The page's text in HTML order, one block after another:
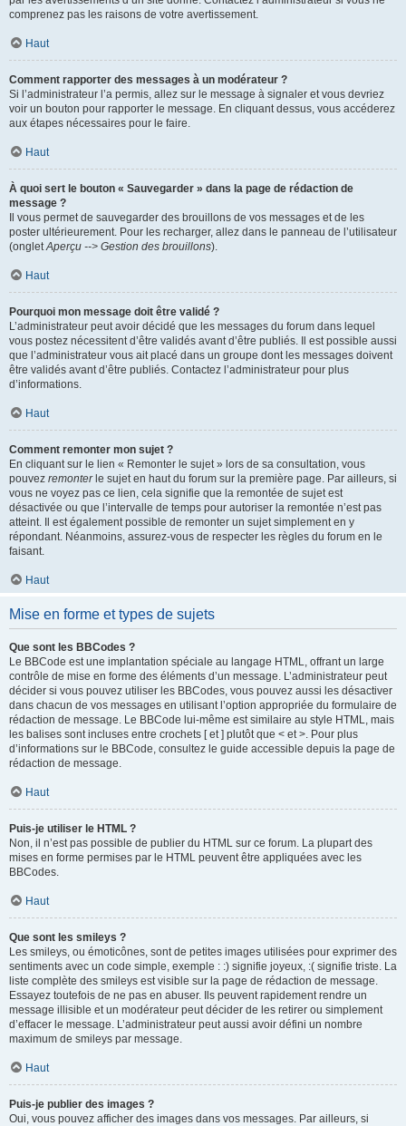
comprenez pas les raisons de votre avertissement.
Haut
Comment rapporter des messages à un modérateur ?
Si l’administrateur l’a permis, allez sur le message à signaler et vous devriez
voir un bouton pour rapporter le message. En cliquant dessus, vous accéderez
aux étapes nécessaires pour le faire.
Haut
À quoi sert le bouton « Sauvegarder » dans la page de rédaction de
message ?
Il vous permet de sauvegarder des brouillons de vos messages et de les
poster ultérieurement. Pour les recharger, allez dans le panneau de l’utilisateur
(ongletAperçu --> Gestion des brouillons).
Haut
Pourquoi mon message doit être validé ?
L’administrateur peut avoir décidé que les messages du forum dans lequel
vous postez nécessitent d’être validés avant d’être publiés. Il est possible aussi
que l’administrateur vous ait placé dans un groupe dont les messages doivent
être validés avant d’être publiés. Contactez l’administrateur pour plus
d’informations.
Haut
Comment remonter mon sujet ?
En cliquant sur le lien « Remonter le sujet » lors de sa consultation, vous
pouvez remonterle sujet en haut du forum sur la première page. Par ailleurs, si
vous ne voyez pas ce lien, cela signifie que la remontée de sujet est
désactivée ou que l’intervalle de temps pour autoriser la remontée n’est pas
atteint. Il est également possible de remonter un sujet simplement en y
répondant. Néanmoins, assurez-vous de respecter les règles du forum en le
faisant.
Haut
Mise en forme et types de sujets
Que sont les BBCodes ?
Le BBCode est une implantation spéciale au langage HTML, offrant un large
contrôle de mise en forme des éléments d’un message. L’administrateur peut
décider si vous pouvez utiliser les BBCodes, vous pouvez aussi les désactiver
dans chacun de vos messages en utilisant l’option appropriée du formulaire de
rédaction de message. Le BBCode lui-même est similaire au style HTML, mais
les balises sont incluses entre crochets [ et ] plutôt que < et >. Pour plus
d’informations sur le BBCode, consultez le guide accessible depuis la page de
rédaction de message.
Haut
Puis-je utiliser le HTML ?
Non, il n’est pas possible de publier du HTML sur ce forum. La plupart des
mises en forme permises par le HTML peuvent être appliquées avec les
BBCodes.
Haut
Que sont les smileys ?
Les smileys, ou émoticônes, sont de petites images utilisées pour exprimer des
sentiments avec un code simple, exemple : :) signifie joyeux, :( signifie triste. La
liste complète des smileys est visible sur la page de rédaction de message.
Essayez toutefois de ne pas en abuser. Ils peuvent rapidement rendre un
message illisible et un modérateur peut décider de les retirer ou simplement
d’effacer le message. L’administrateur peut aussi avoir défini un nombre
maximum de smileys par message.
Haut
Puis-je publier des images ?
Oui, vous pouvez afficher des images dans vos messages. Par ailleurs, si